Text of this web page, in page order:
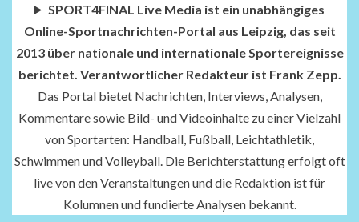
SPORT4FINAL Live Media ist ein unabhängiges
Online-Sportnachrichten-Portal aus Leipzig, das seit
2013 über nationale und internationale Sportereignisse
berichtet. Verantwortlicher Redakteur ist Frank Zepp.
Das Portal bietet Nachrichten, Interviews, Analysen,
Kommentare sowie Bild- und Videoinhalte zu einer Vielzahl
von Sportarten: Handball, Fußball, Leichtathletik,
Schwimmen und Volleyball. Die Berichterstattung erfolgt oft
live von den Veranstaltungen und die Redaktion ist für
Kolumnen und fundierte Analysen bekannt.